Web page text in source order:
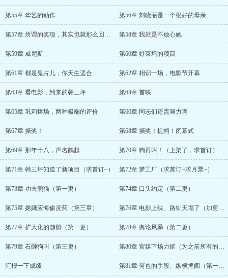
第55章 华艺的动作 第56章 刘晓丽是一个很好的母亲
第57章 所谓的奖项，其实也就那么回事儿 第58章 我就是不放心她
第59章 威尼斯 第60章 好莱坞的项目
第61章 都是鬼片儿，你天生适合 第62章 相识一场，电影节开幕
第63章 看电影，到来的韩三坪 第64章 首映
第65章 巩莉捧场，两种极端的评价 第66章 同志们还需努力啊
第67章 撕奖！ 第68章 撕奖！提档！闭幕式
第69章 那年十八，声名鹊起 第70章 狗再叫！（上架了，求首订）
第71章 韩三坪知道了新项目（求首订~） 第72章 梦工厂（求首订~求月票~）
第73章 功夫熊猫（第一更） 第74章 口头约定（第二更）
第75章 嫦娥应悔偷灵药（第三章） 第76章 电影上映、路钏天塌了（加更，月
第77章 扩大化的趋势（第一更） 第78章 舆论风暴（第二更）
第79章 石砸狗叫（第三更） 第80章 官媒下场力挺（为之前所有的打赏
汇报一下成绩 第81章 何也的手段、纵横捭阖（第一更）